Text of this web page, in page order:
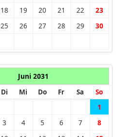
18 19 20 21 22 23
25 26 27 28 29 30
Juni 2031
Di Mi Do Fr Sa So
1
3 4 5 6 7 8